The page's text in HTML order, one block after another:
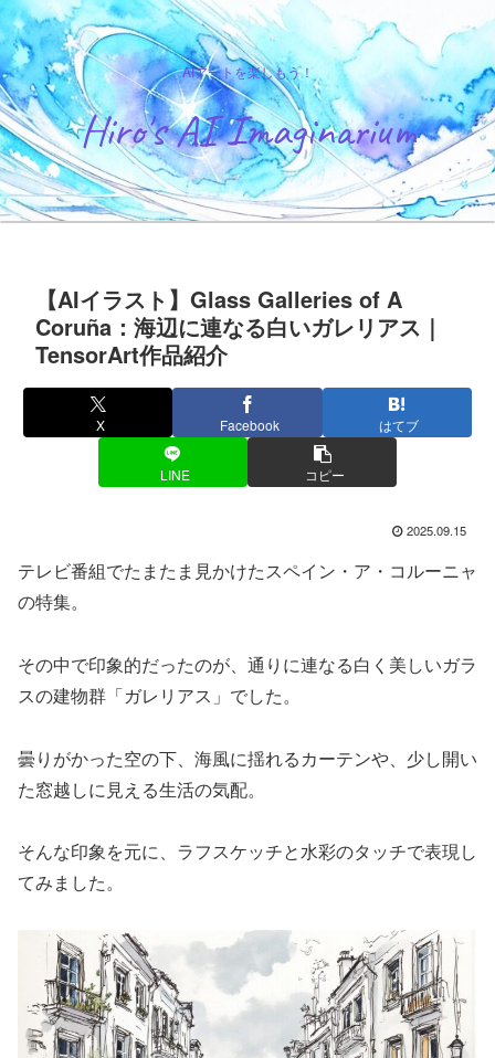
AIアートを楽しもう！
Hiro's AI Imaginarium
【AIイラスト】Glass Galleries of A
Coruña：海辺に連なる白いガレリアス｜
TensorArt作品紹介
X Facebook はてブ
LINE コピー
2025.09.15
テレビ番組でたまたま見かけたスペイン・ア・コルーニャ
の特集。
その中で印象的だったのが、通りに連なる白く美しいガラ
スの建物群「ガレリアス」でした。
曇りがかった空の下、海風に揺れるカーテンや、少し開い
た窓越しに見える生活の気配。
そんな印象を元に、ラフスケッチと水彩のタッチで表現し
てみました。